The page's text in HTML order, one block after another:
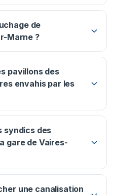
de
Marne ?
pavillons des
envahis par les
syndics des
gare de Vaires-
une canalisation